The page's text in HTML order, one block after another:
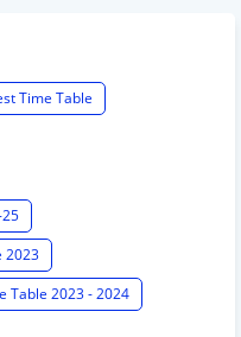
Time Table
2023
Table 2023 - 2024